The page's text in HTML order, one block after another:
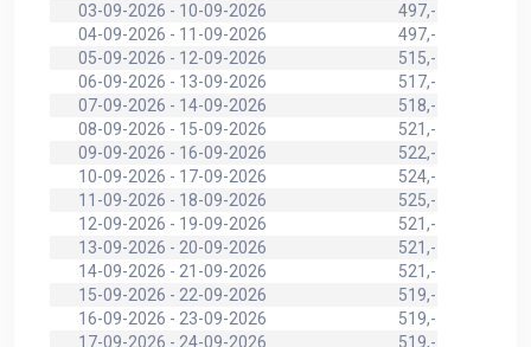
03-09-2026 - 10-09-2026
497,-
04-09-2026 - 11-09-2026
497,-
05-09-2026 - 12-09-2026
515,-
06-09-2026 - 13-09-2026
517,-
07-09-2026 - 14-09-2026
518,-
08-09-2026 - 15-09-2026
521,-
09-09-2026 - 16-09-2026
522,-
10-09-2026 - 17-09-2026
524,-
11-09-2026 - 18-09-2026
525,-
12-09-2026 - 19-09-2026
521,-
13-09-2026 - 20-09-2026
521,-
14-09-2026 - 21-09-2026
521,-
15-09-2026 - 22-09-2026
519,-
16-09-2026 - 23-09-2026
519,-
17-09-2026 - 24-09-2026
519,-